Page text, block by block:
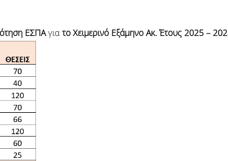
ΕΣΠΑγια το Χειμερινό Εξάμηνο Ακ. Έτους 2025 –